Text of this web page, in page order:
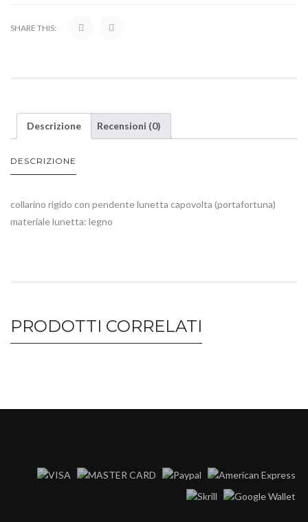
SHARE THIS:
Descrizione Recensioni (0)
DESCRIZIONE
collarino rigido con pendente lunetta capovolta (portafortuna)
materiale lunetta: legno
PRODOTTI CORRELATI